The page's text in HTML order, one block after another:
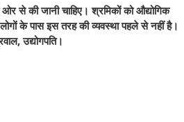
से की जानी चाहिए। श्रमिकों को औद्योगिक
के पास इस तरह की व्यवस्था पहले से नहीं है।
उद्योगपति।